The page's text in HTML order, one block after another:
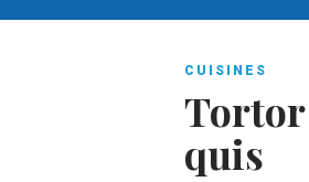
CUISINES
Tortor
quis